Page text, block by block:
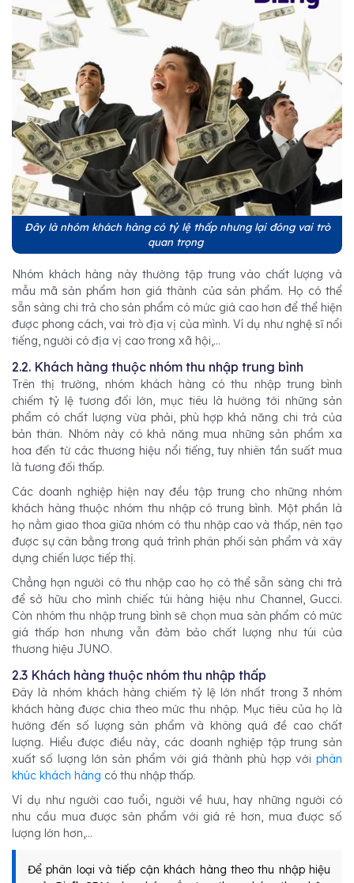
Đây là nhóm khách hàng có tỷ lệ thấp nhưng lại đóng vai trò
quan trọng
Nhóm khách hàng này thường tập trung vào chất lượng và
mẫu mã sản phẩm hơn giá thành của sản phẩm. Họ có thể
sẵn sàng chi trả cho sản phẩm có mức giá cao hơn để thể hiện
được phong cách, vai trò địa vị của mình. Ví dụ như nghệ sĩ nổi
tiếng, người có địa vị cao trong xã hội,...
2.2. Khách hàng thuộc nhóm thu nhập trung bình
Trên thị trường, nhóm khách hàng có thu nhập trung bình
chiếm tỷ lệ tương đối lớn, mục tiêu là hướng tới những sản
phẩm có chất lượng vừa phải, phù hợp khả năng chi trả của
bản thân. Nhóm này có khả năng mua những sản phẩm xa
hoa đến từ các thương hiệu nổi tiếng, tuy nhiên tần suất mua
là tương đối thấp.
Các doanh nghiệp hiện nay đều tập trung cho những nhóm
khách hàng thuộc nhóm thu nhập có trung bình. Một phần là
họ nằm giao thoa giữa nhóm có thu nhập cao và thấp, nên tạo
được sự cân bằng trong quá trình phân phối sản phẩm và xây
dựng chiến lược tiếp thị.
Chẳng hạn người có thu nhập cao họ có thể sẵn sàng chi trả
để sở hữu cho mình chiếc túi hàng hiệu như Channel, Gucci.
Còn nhóm thu nhập trung bình sẽ chọn mua sản phẩm có mức
giá thấp hơn nhưng vẫn đảm bảo chất lượng như túi của
thương hiệu JUNO.
2.3 Khách hàng thuộc nhóm thu nhập thấp
Đây là nhóm khách hàng chiếm tỷ lệ lớn nhất trong 3 nhóm
khách hàng được chia theo mức thu nhập. Mục tiêu của họ là
hướng đến số lượng sản phẩm và không quá đề cao chất
lượng. Hiểu được điều này, các doanh nghiệp tập trung sản
xuất số lượng lớn sản phẩm với giá thành phù hợp với phân
khúc khách hàng có thu nhập thấp.
Ví dụ như người cao tuổi, người về hưu, hay những người có
nhu cầu mua được sản phẩm với giá rẻ hơn, mua được số
lượng lớn hơn,…
Để phân loại và tiếp cận khách hàng theo thu nhập hiệu